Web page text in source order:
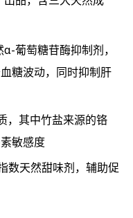
α-葡萄糖苷酶抑制剂，
糖波动，同时抑制肝
，其中竹盐来源的铬
敏感度
数天然甜味剂，辅助促